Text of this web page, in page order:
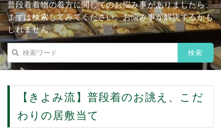
普段着着物の着方に関してのお悩み事がありましたら、
まずは検索してみてください。お悩み事が解決するかも
しれません。
【きよみ流】普段着のお誂え、こだ
わりの居敷当て